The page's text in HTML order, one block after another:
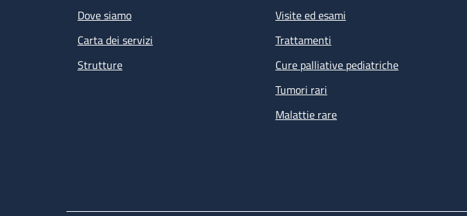
Dove siamo
Carta dei servizi
Strutture
Visite ed esami
Trattamenti
Cure palliative pediatriche
Tumori rari
Malattie rare